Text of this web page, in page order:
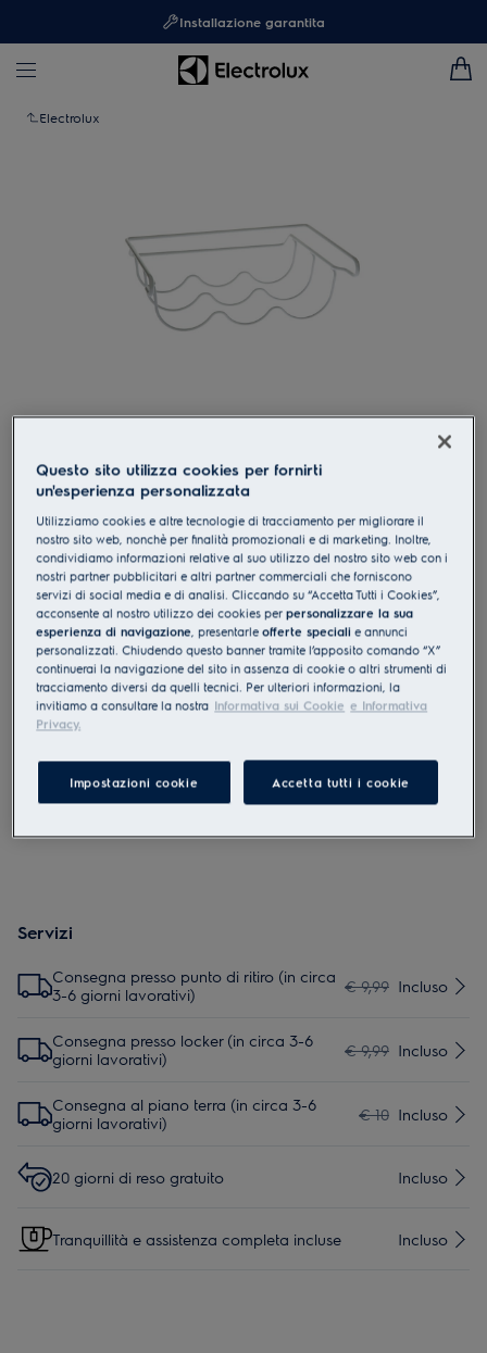
Installazione garantita
Electrolux
Clicca per ingrandire
Portabottiglie universale
0 (0)
Vantaggi
Ottimizza lo spazio nel frigorifero grazie al portabottiglie universale
Servizi
Consegna presso punto di ritiro (in circa
3-6 giorni lavorativi)
€ 9,99 Incluso
Consegna presso locker (in circa 3-6
giorni lavorativi)
€ 9,99 Incluso
Consegna al piano terra (in circa 3-6
giorni lavorativi)
€ 10 Incluso
20 giorni di reso gratuito Incluso
Tranquillità e assistenza completa incluse Incluso
Questo sito utilizza cookies per fornirti
un'esperienza personalizzata
Utilizziamo cookies e altre tecnologie di tracciamento per migliorare il
nostro sito web, nonchè per finalità promozionali e di marketing. Inoltre,
condividiamo informazioni relative al suo utilizzo del nostro sito web con i
nostri partner pubblicitari e altri partner commerciali che forniscono
servizi di social media e di analisi. Cliccando su “Accetta Tutti i Cookies”,
acconsente al nostro utilizzo dei cookies perpersonalizzare la sua
esperienza di navigazione, presentarleofferte speciali e annunci
personalizzati. Chiudendo questo banner tramite l’apposito comando “X”
continuerai la navigazione del sito in assenza di cookie o altri strumenti di
tracciamento diversi da quelli tecnici. Per ulteriori informazioni, la
invitiamo a consultare la nostra Informativa sui Cookie e Informativa
Privacy.
Impostazioni cookie Accetta tutti i cookie